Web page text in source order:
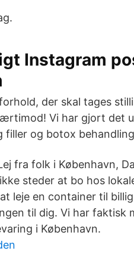
Instagram
der skal tages
Vi har gjort det
filler og botox
fra folk i København,
steder at bo hos
leje en container til
til dig. Vi har faktisk
i København.